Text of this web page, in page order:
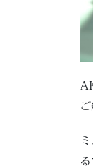
ご